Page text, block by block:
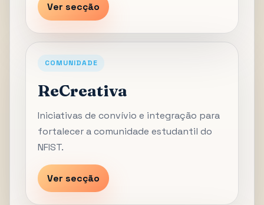
Ver secção
COMUNIDADE
ReCreativa
Iniciativas de convívio e integração para
fortalecer a comunidade estudantil do
NFIST.
Ver secção